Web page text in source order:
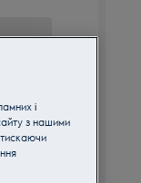
і
з нашими